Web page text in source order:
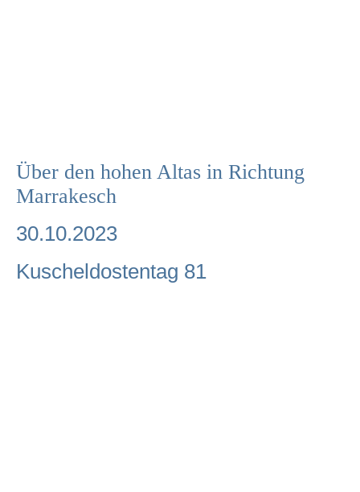
Über den hohen Altas in Richtung
Marrakesch
30.10.2023
Kuscheldostentag 81